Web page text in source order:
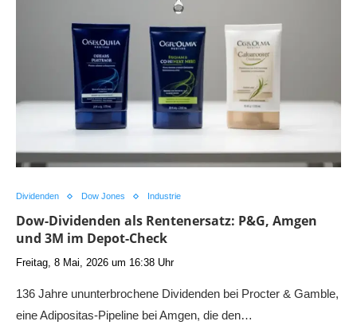
Dividenden Dow Jones Industrie
Dow-Dividenden als Rentenersatz: P&G, Amgen
und 3M im Depot-Check
Freitag, 8 Mai, 2026 um 16:38 Uhr
136 Jahre ununterbrochene Dividenden bei Procter & Gamble,
eine Adipositas-Pipeline bei Amgen, die den…